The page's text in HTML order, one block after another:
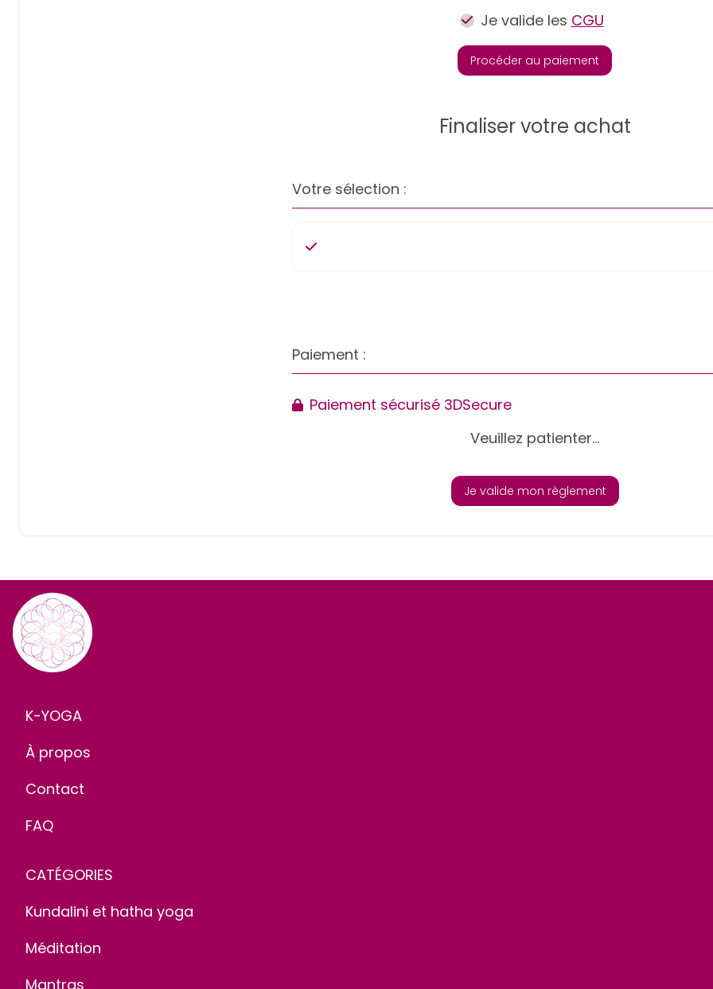
Je valide les CGU
Procéder au paiement
Finaliser votre achat
Votre sélection :
Paiement :
Paiement sécurisé 3DSecure
Veuillez patienter...
Je valide mon règlement
K-YOGA
À propos
Contact
FAQ
CATÉGORIES
Kundalini et hatha yoga
Méditation
Mantras